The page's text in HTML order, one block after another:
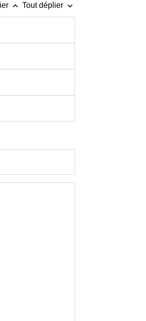
keyboard_arrow_up Tout déplier keyboard_arrow_down